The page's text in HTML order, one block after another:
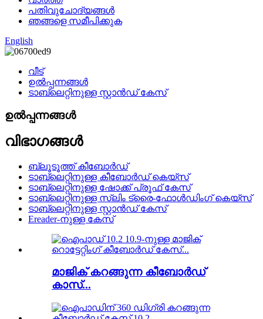
പതിവുചോദ്യങ്ങൾ
ഞങ്ങളെ സമീപിക്കുക
English
വീട്
ഉൽപ്പന്നങ്ങൾ
ടാബ്‌ലെറ്റിനുള്ള സ്റ്റാൻഡ് കേസ്
ഉൽപ്പന്നങ്ങൾ
വിഭാഗങ്ങൾ
ബ്ലൂടൂത്ത് കീബോർഡ്
ടാബ്‌ലെറ്റിനുള്ള കീബോർഡ് കെയ്‌സ്
ടാബ്‌ലെറ്റിനുള്ള ഷോക്ക് പ്രൂഫ് കേസ്
ടാബ്‌ലെറ്റിനുള്ള സ്ലിം ട്രൈ-ഫോൾഡിംഗ് കെയ്‌സ്
ടാബ്‌ലെറ്റിനുള്ള സ്റ്റാൻഡ് കേസ്
Ereader-നുള്ള കേസ്
മാജിക് കറങ്ങുന്ന കീബോർഡ്
കാസ്...